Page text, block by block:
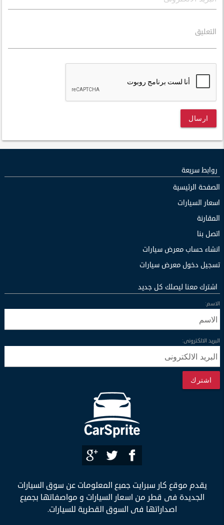
التعليق
ارسال
روابط سريعة
الصفحة الرئيسية
اسعار السيارات
المقارنة
اتصل بنا
انشاء حساب معرض سيارات
تسجيل دخول معرض سيارات
اشترك معنا ليصلك كل جديد
الاسم:
البريد الالكترونى:
اشترك
يقدم موقع كار سبرايت جميع المعلومات عن سوق السيارات
الجديدة فى قطر من اسعار السيارات و مواصفاتها بجميع
اصداراتها فى السوق القطرية للسيارات.